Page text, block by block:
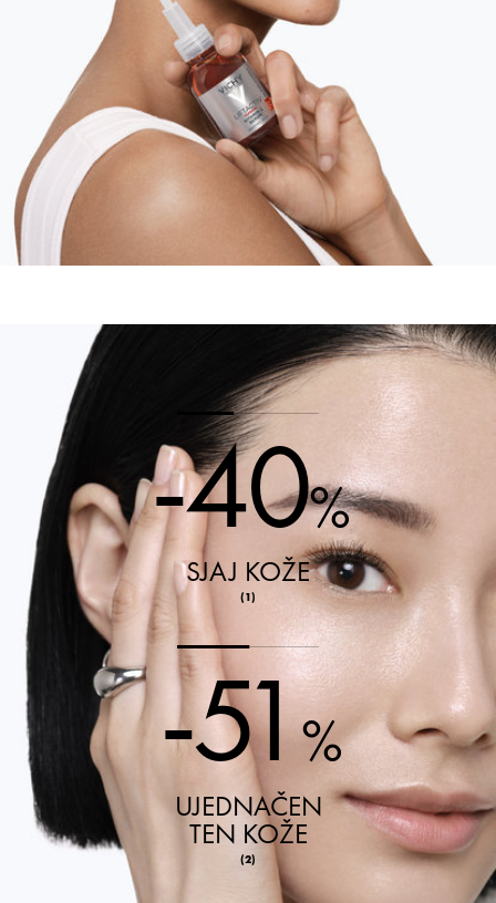
-40%
SJAJ KOŽE
(1)
-51%
UJEDNAČEN
TEN KOŽE
(2)